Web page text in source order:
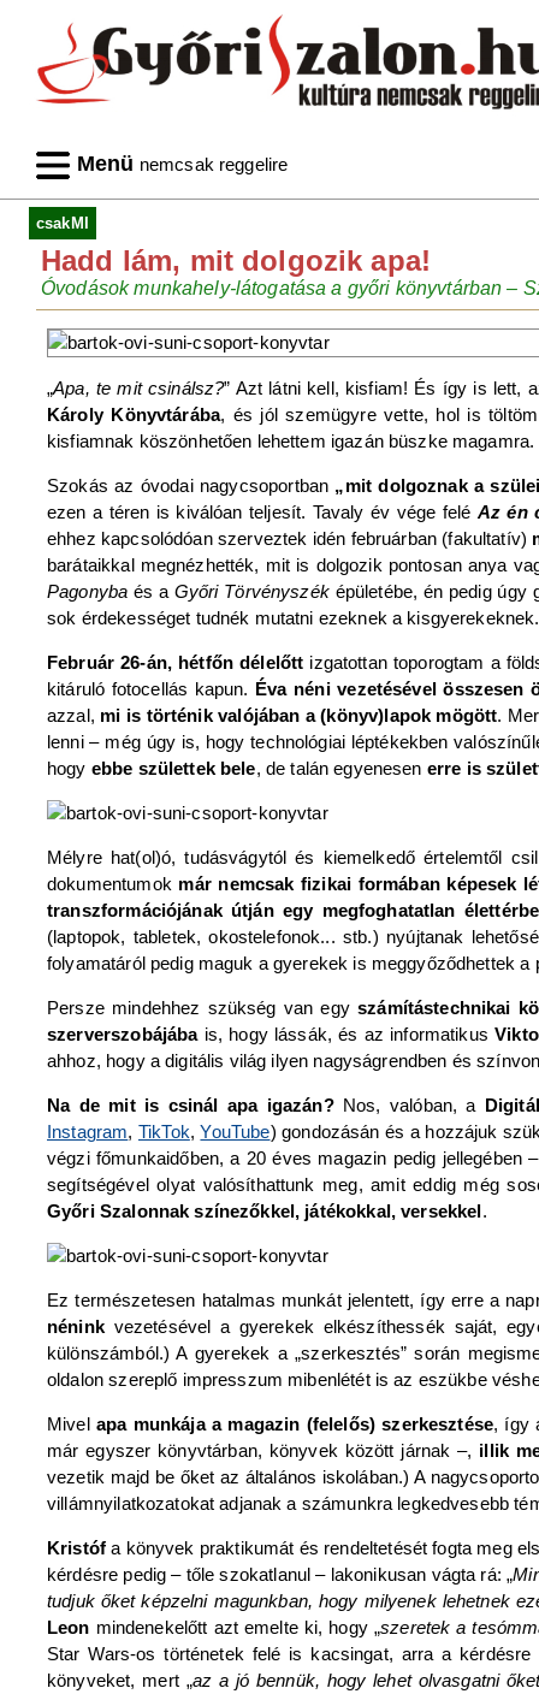
Menü nemcsak reggelire
csakMI
Hadd lám, mit dolgozik apa!
Óvodások munkahely-látogatása a győri könyvtárban –
„Apa, te mit csinálsz?” Azt látni kell, kisfiam! És így is lett,
Károly Könyvtárába, és jól szemügyre vette, hol is
kisfiamnak köszönhetően lehettem igazán büszke magamra.
Szokás az óvodai nagycsoportban „mit dolgoznak a
ezen a téren is kiválóan teljesít. Tavaly év vége felé Az én
ehhez kapcsolódóan szerveztek idén februárban (fakultatív)
barátaikkal megnézhették, mit is dolgozik pontosan anya
Pagonyba és a Győri Törvényszék épületébe, én pedig úgy
sok érdekességet tudnék mutatni ezeknek a kisgyerekeknek.
Február 26-án, hétfőn délelőtt izgatottan toporogtam a
kitáruló fotocellás kapun. Éva néni vezetésével összesen
azzal, mi is történik valójában a (könyv)lapok mögött.
lenni – még úgy is, hogy technológiai léptékekben
hogy ebbe születtek bele, de talán egyenesen erre is
Mélyre hat(ol)ó, tudásvágytól és kiemelkedő értelemtől
dokumentumok már nemcsak fizikai formában képesek
transzformációjának útján egy megfoghatatlan
(laptopok, tabletek, okostelefonok... stb.) nyújtanak
folyamatáról pedig maguk a gyerekek is meggyőződhettek
Persze mindehhez szükség van egyszámítástechnikai
szerverszobájába is, hogy lássák, és az informatikus
ahhoz, hogy a digitális világ ilyen nagyságrendben és
Na de mit is csinál apa igazán?Nos, valóban, a
Instagram, TikTok,YouTube) gondozásán és a hozzájuk
végzi főmunkaidőben, a 20 éves magazin pedig
segítségével olyat valósíthattunk meg, amit eddig még
Győri Szalonnak színezőkkel, játékokkal, versekkel.
Ez természetesen hatalmas munkát jelentett, így erre a
nénink vezetésével a gyerekek elkészíthessék saját,
különszámból.) A gyerekek a „szerkesztés” során
oldalon szereplő impresszum mibenlétét is az eszükbe
Mivel apa munkája a magazin (felelős) szerkesztése, így
már egyszer könyvtárban, könyvek között járnak –, illik
vezetik majd be őket az általános iskolában.) A
villámnyilatkozatokat adjanak a számunkra legkedvesebb
Kristófa könyvek praktikumát és rendeltetését fogta meg
kérdésre pedig – tőle szokatlanul ‒ lakonikusan vágta rá: „
tudjuk őket képzelni magunkban, hogy milyenek lehetnek
Leon mindenekelőtt azt emelte ki, hogy „szeretek a
Star Wars-os történetek felé is kacsingat, arra a
könyveket, mert „az a jó bennük, hogy lehet olvasgatni